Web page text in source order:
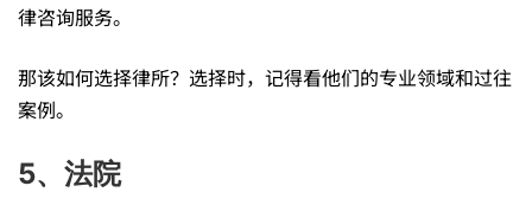
律咨询服务。
那该如何选择律所？选择时，记得看他们的专业领域和过往
案例。
5、法院